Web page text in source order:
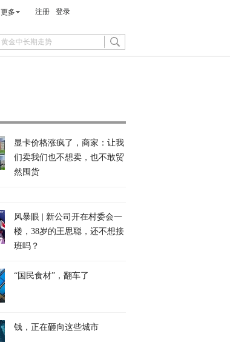
更多 注册 登录
显卡价格涨疯了，商家：让我
们卖我们也不想卖，也不敢贸
然囤货
风暴眼 | 新公司开在村委会一
楼，38岁的王思聪，还不想接
班吗？
“国民食材”，翻车了
钱，正在砸向这些城市